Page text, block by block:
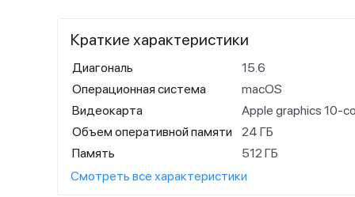
Краткие характеристики
Диагональ
15.6
Операционная система
macOS
Видеокарта
Apple graphics 10-
Объем оперативной памяти
24 ГБ
Память
512 ГБ
Смотреть все характеристики